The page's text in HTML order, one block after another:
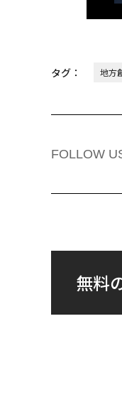
タグ： 地方
FOLLOW
無料